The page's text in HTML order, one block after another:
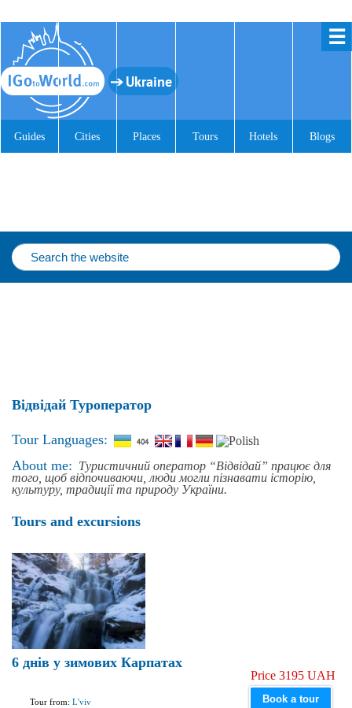
☰
Ukraine
Guides Cities Places Tours Hotels Blogs
Відвідай Туроператор
Tour Languages:
About me: Туристичний оператор “Відвідай” працює для
того, щоб відпочиваючи, люди могли пізнавати історію,
культуру, традиції та природу України.
Tours and excursions
6 днів у зимових Карпатах
Tour from: L'viv
Price 3195 UAH
Book a tour